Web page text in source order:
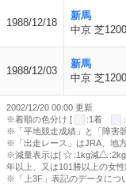
1988/12/18
新馬
中京 芝
1988/12/03
新馬
中京 芝
2002/12/20 00:00 更新
※着順の色分け [
:1着
※「平地競走成績」と「障害
※「出走レース」はJRA、地
※減量表示は[
:1kg減
年以上、又は101勝以上の女性
※「上3F」表記のデータにつ